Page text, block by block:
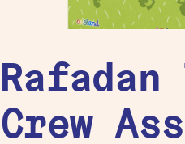
Rafadan
Crew